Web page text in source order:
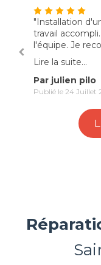
d'un blindage
accompli. Rapidité
Je
la suite...
julien pilo
le 24 Juillet 2023